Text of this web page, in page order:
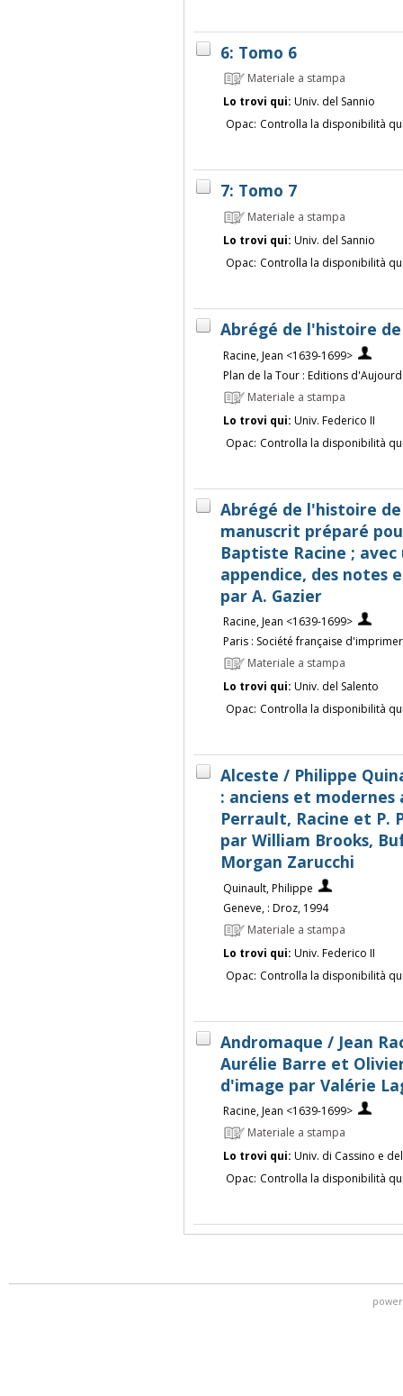
6: Tomo 6
Materiale a stampa
Lo trovi qui: Univ. del Sannio
Opac: Controlla la disponibilità
7: Tomo 7
Materiale a stampa
Lo trovi qui: Univ. del Sannio
Opac: Controlla la disponibilità
Abrégé de l'histoire
Racine, Jean <1639-1699>
Plan de la Tour : Editions
Materiale a stampa
Lo trovi qui: Univ. Federico II
Opac: Controlla la disponibilità
Abrégé de l'histoire
manuscrit préparé
Baptiste Racine ;
appendice, des notes
par A. Gazier
Racine, Jean <1639-1699>
Paris : Société française
Materiale a stampa
Lo trovi qui: Univ. del Salento
Opac: Controlla la disponibilità
Alceste / Philippe
: anciens et
Perrault, Racine et P.
par William Brooks,
Morgan Zarucchi
Quinault, Philippe
Geneve, : Droz, 1994
Materiale a stampa
Lo trovi qui: Univ. Federico II
Opac: Controlla la disponibilità
Andromaque / Jean
Aurélie Barre et
d'image par Valérie
Racine, Jean <1639-1699>
Materiale a stampa
Lo trovi qui: Univ. di Cassino e
Opac: Controlla la disponibilità